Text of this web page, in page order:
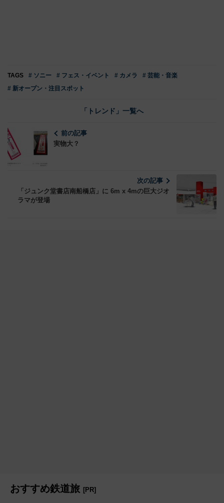
TAGS # ソニー # フェス・イベント # カメラ
# 芸能・音楽
# 新オープン・注目スポット
「トレンド」一覧へ
前の記事
実物大？
次の記事
「ジュンク堂書店南船橋店」に 6m x 4mの巨大ジオ
ラマが登場
おすすめ鉄道旅 [PR]